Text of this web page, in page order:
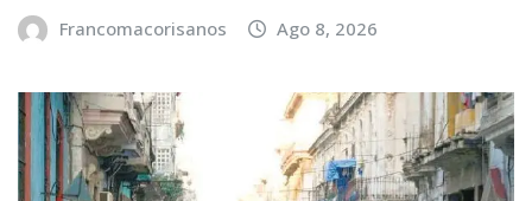
Francomacorisanos Ago 8, 2026